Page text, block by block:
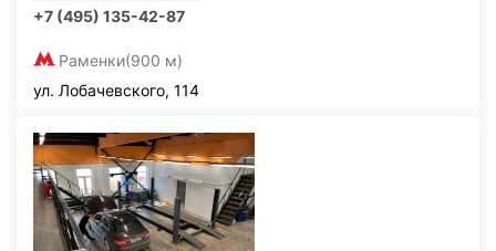
+7 (495) 135-42-87
Раменки(900 м)
ул. Лобачевского, 114